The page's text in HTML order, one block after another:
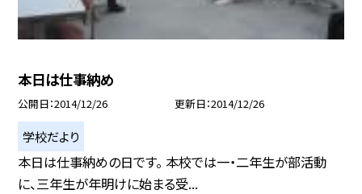
本日は仕事納め
公開日 2014/12/26 更新日 2014/12/26
学校だより
本日は仕事納めの日です。 本校では一・二年生が部活動
に、三年生が年明けに始まる受...